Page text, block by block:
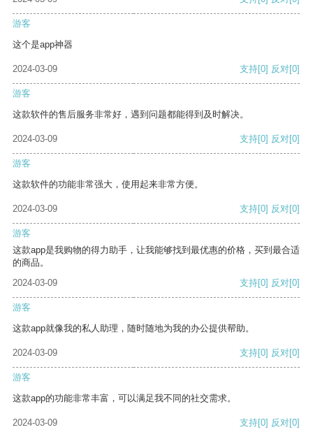
游客
这个是app神器
2024-03-09 支持[0] 反对[0]
游客
这款软件的售后服务非常好，遇到问题都能得到及时解决。
2024-03-09 支持[0] 反对[0]
游客
这款软件的功能非常强大，使用起来非常方便。
2024-03-09 支持[0] 反对[0]
游客
这款app是我购物的得力助手，让我能够找到最优惠的价格，买到最合适
的商品。
2024-03-09
支持[0] 反对[0]
游客
这款app就像我的私人助理，随时随地为我的办公提供帮助。
2024-03-09 支持[0] 反对[0]
游客
这款app的功能非常丰富，可以满足我不同的社交需求。
2024-03-09 支持[0] 反对[0]